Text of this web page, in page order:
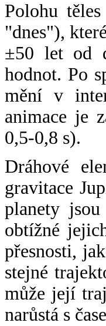
Polohu
"dnes"),
±50 let od
hodnot. Po
mění v
animace je
0,5-0,8 s).
Dráhové
gravitace
planety
obtížné
přesnosti,
stejné
může její
narůstá s